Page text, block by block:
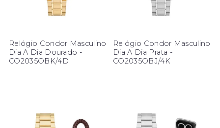
Relógio Condor Masculino
Dia A Dia Dourado -
CO2035OBK/4D
Relógio Condor Masculino
Dia A Dia Prata -
CO2035OBJ/4K